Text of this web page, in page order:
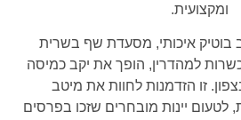
ומקצועית.
בוטיק איכותי, מסעדת שף בשרית
למהדרין, הופך את יקב כמיסה
זו הזדמנות לחוות את מיטב
לטעום יינות מובחרים שזכו בפרסים